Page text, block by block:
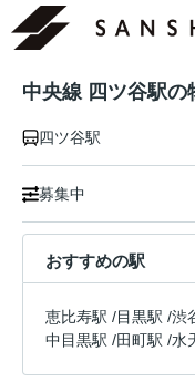
中央線 四ツ谷駅の
四ツ谷駅
募集中
おすすめの駅
恵比寿駅 /目黒駅 /渋
中目黒駅 /田町駅 /水